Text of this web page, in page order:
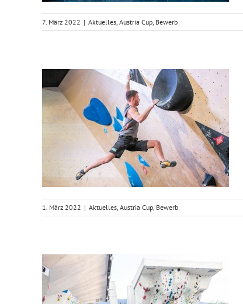
7. März 2022 | Aktuelles, Austria Cup, Bewerb
1. März 2022 | Aktuelles, Austria Cup, Bewerb